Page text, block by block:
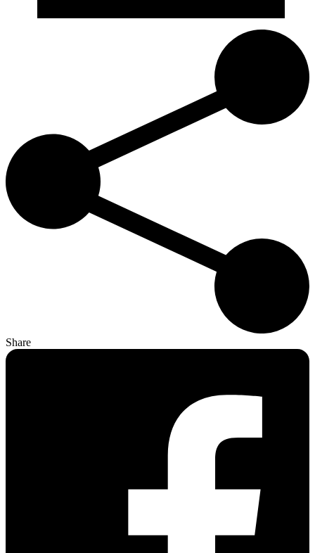
Share